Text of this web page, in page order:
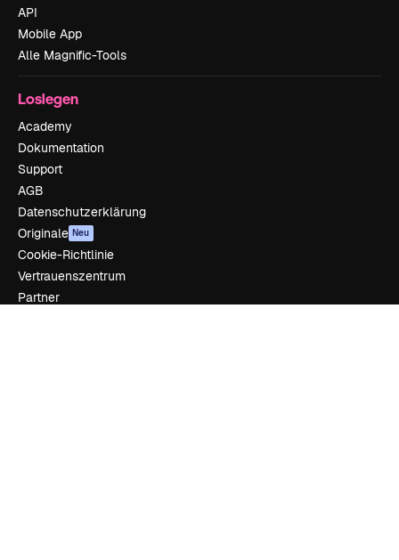
API
Mobile App
Alle Magnific-Tools
Loslegen
Academy
Dokumentation
Support
AGB
Datenschutzerklärung
Originale Neu
Cookie-Richtlinie
Vertrauenszentrum
Partner